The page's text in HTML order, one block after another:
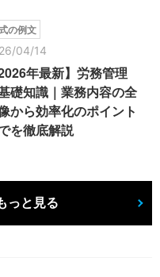
の例文
04/14
2026年最新】労務管理
礎知識｜業務内容の全
から効率化のポイント
を徹底解説
っと見る